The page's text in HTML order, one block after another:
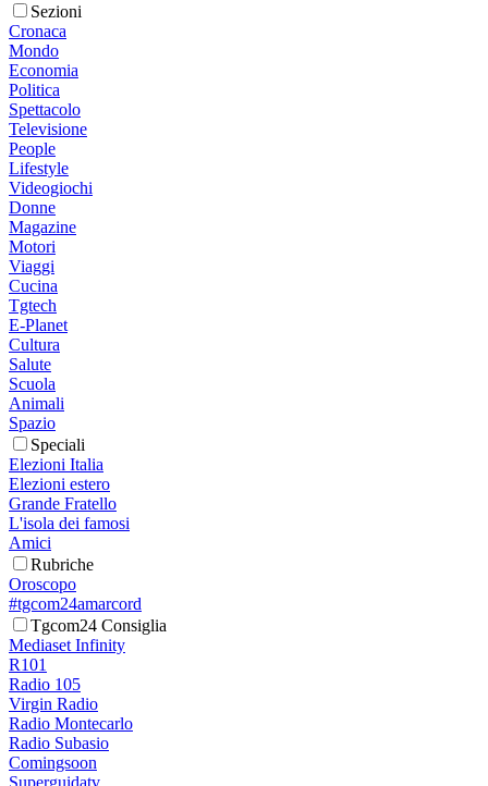
Sezioni
Cronaca
Mondo
Economia
Politica
Spettacolo
Televisione
People
Lifestyle
Videogiochi
Donne
Magazine
Motori
Viaggi
Cucina
Tgtech
E-Planet
Cultura
Salute
Scuola
Animali
Spazio
Speciali
Elezioni Italia
Elezioni estero
Grande Fratello
L'isola dei famosi
Amici
Rubriche
Oroscopo
#tgcom24amarcord
Tgcom24 Consiglia
Mediaset Infinity
R101
Radio 105
Virgin Radio
Radio Montecarlo
Radio Subasio
Comingsoon
Superguidatv